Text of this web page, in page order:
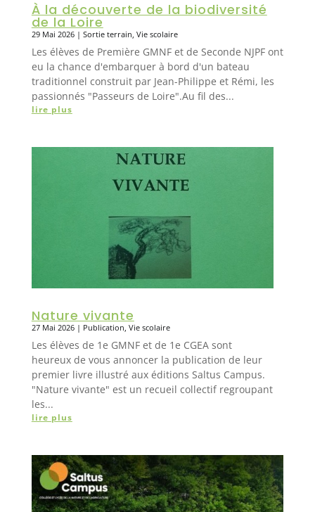
À la découverte de la biodiversité
de la Loire
29 Mai 2026| Sortie terrain, Vie scolaire
Les élèves de Première GMNF et de Seconde NJPF ont
eu la chance d'embarquer à bord d'un bateau
traditionnel construit par Jean-Philippe et Rémi, les
passionnés "Passeurs de Loire".Au fil des...
lire plus
Nature vivante
27 Mai 2026| Publication Vie scolaire
Les élèves de 1e GMNF et de 1e CGEA sont
heureux de vous annoncer la publication de leur
premier livre illustré aux éditions Saltus Campus.
"Nature vivante" est un recueil collectif regroupant
les...
lire plus